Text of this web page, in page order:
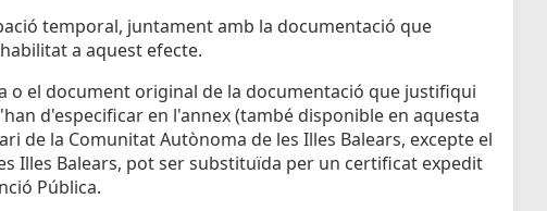
temporal, juntament amb la documentació que
a aquest efecte.
o el document original de la documentació que justifiqui
d'especificar en l'annex (també disponible en aquesta
de la Comunitat Autònoma de les Illes Balears, excepte el
Illes Balears, pot ser substituïda per un certificat expedit
Pública.